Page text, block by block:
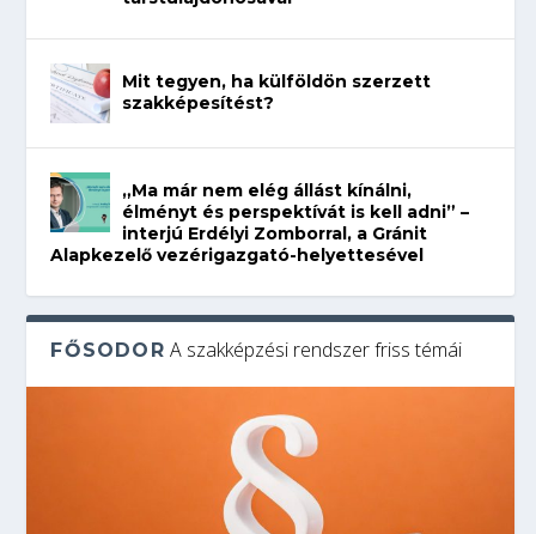
Mit tegyen, ha külföldön szerzett
szakképesítést?
„Ma már nem elég állást kínálni,
élményt és perspektívát is kell adni” –
interjú Erdélyi Zomborral, a Gránit
Alapkezelő vezérigazgató-helyettesével
FŐSODOR A szakképzési rendszer friss témái